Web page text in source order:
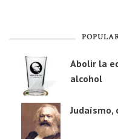
Abolir la
alcohol
Judaísmo,